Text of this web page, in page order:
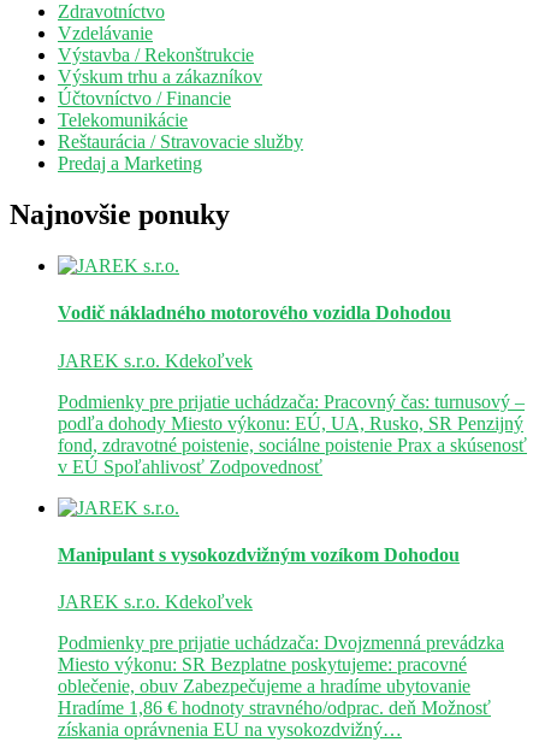
Zdravotníctvo
Vzdelávanie
Výstavba / Rekonštrukcie
Výskum trhu a zákazníkov
Účtovníctvo / Financie
Telekomunikácie
Reštaurácia / Stravovacie služby
Predaj a Marketing
Najnovšie ponuky
Vodič nákladného motorového vozidla Dohodou
JAREK s.r.o. Kdekoľvek
Podmienky pre prijatie uchádzača: Pracovný čas: turnusový –
podľa dohody Miesto výkonu: EÚ, UA, Rusko, SR Penzijný
fond, zdravotné poistenie, sociálne poistenie Prax a skúsenosť
v EÚ Spoľahlivosť Zodpovednosť
Manipulant s vysokozdvižným vozíkom Dohodou
JAREK s.r.o. Kdekoľvek
Podmienky pre prijatie uchádzača: Dvojzmenná prevádzka
Miesto výkonu: SR Bezplatne poskytujeme: pracovné
oblečenie, obuv Zabezpečujeme a hradíme ubytovanie
Hradíme 1,86 € hodnoty stravného/odprac. deň Možnosť
získania oprávnenia EU na vysokozdvižný…